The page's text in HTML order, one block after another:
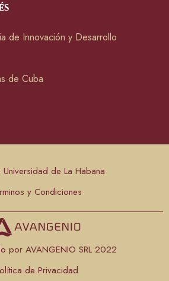
de Innovación y Desarrollo
de Cuba
de La Habana
y Condiciones
por AVANGENIO SRL 2022
de Privacidad